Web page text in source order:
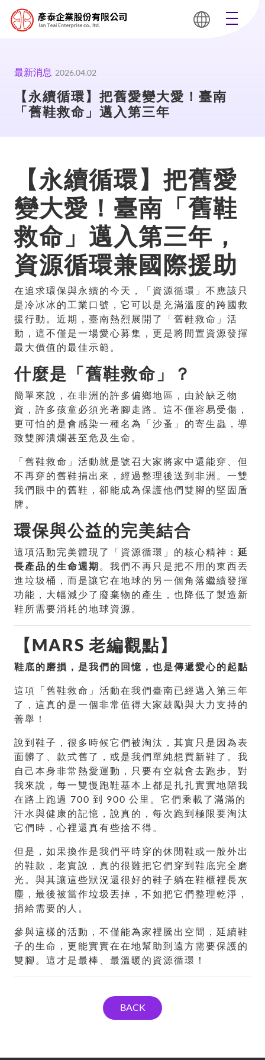
最新消息 2026.04.02
【永續循環】把舊愛變大愛！臺南
「舊鞋救命」邁入第三年
【永續循環】把舊愛
變大愛！臺南「舊鞋
救命」邁入第三年，
資源循環兼國際援助
在追求環保與永續的今天，「資源循環」不應該只
是冷冰冰的工業口號，它可以是充滿溫度的跨國救
援行動。近期，臺南熱烈展開了「舊鞋救命」活
動，這不僅是一場愛心募集，更是將閒置資源發揮
最大價值的最佳示範。
什麼是「舊鞋救命」？
簡單來說，在非洲的許多偏鄉地區，由於缺乏物
資，許多孩童必須光著腳走路。這不僅容易受傷，
更可怕的是會感染一種名為「沙蚤」的寄生蟲，導
致雙腳潰爛甚至危及生命。
「舊鞋救命」活動就是號召大家將家中還能穿、但
不再穿的舊鞋捐出來，經過整理後送到非洲。一雙
我們眼中的舊鞋，卻能成為保護他們雙腳的堅固盾
牌。
環保與公益的完美結合
這項活動完美體現了「資源循環」的核心精神： 延
長產品的生命週期 。我們不再只是把不用的東西丟
進垃圾桶，而是讓它在地球的另一個角落繼續發揮
功能，大幅減少了廢棄物的產生，也降低了製造新
鞋所需要消耗的地球資源。
【MARS 老編觀點】
鞋底的磨損，是我們的回憶，也是傳遞愛心的起點
這項「舊鞋救命」活動在我們臺南已經邁入第三年
了，這真的是一個非常值得大家鼓勵與大力支持的
善舉！
說到鞋子，很多時候它們被淘汰，其實只是因為表
面髒了、款式舊了，或是我們單純想買新鞋了。我
自己本身非常熱愛運動，只要有空就會去跑步。對
我來說，每一雙慢跑鞋基本上都是扎扎實實地陪我
在路上跑過 700 到 900 公里。它們乘載了滿滿的
汗水與健康的記憶，說真的，每次跑到極限要淘汰
它們時，心裡還真有些捨不得。
但是，如果換作是我們平時穿的休閒鞋或一般外出
的鞋款，老實說，真的很難把它們穿到鞋底完全磨
光。與其讓這些狀況還很好的鞋子躺在鞋櫃裡長灰
塵，最後被當作垃圾丟掉，不如把它們整理乾淨，
捐給需要的人。
參與這樣的活動，不僅能為家裡騰出空間，延續鞋
子的生命，更能實實在在地幫助到遠方需要保護的
雙腳。這才是最棒、最溫暖的資源循環！
BACK